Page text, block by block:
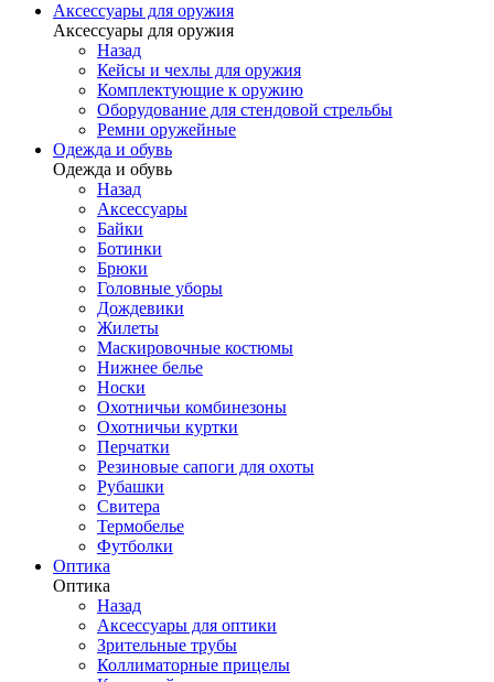
Аксессуары для оружия
Аксессуары для оружия
Назад
Кейсы и чехлы для оружия
Комплектующие к оружию
Оборудование для стендовой стрельбы
Ремни оружейные
Одежда и обувь
Одежда и обувь
Назад
Аксессуары
Байки
Ботинки
Брюки
Головные уборы
Дождевики
Жилеты
Маскировочные костюмы
Нижнее белье
Носки
Охотничьи комбинезоны
Охотничьи куртки
Перчатки
Резиновые сапоги для охоты
Рубашки
Свитера
Термобелье
Футболки
Оптика
Оптика
Назад
Аксессуары для оптики
Зрительные трубы
Коллиматорные прицелы